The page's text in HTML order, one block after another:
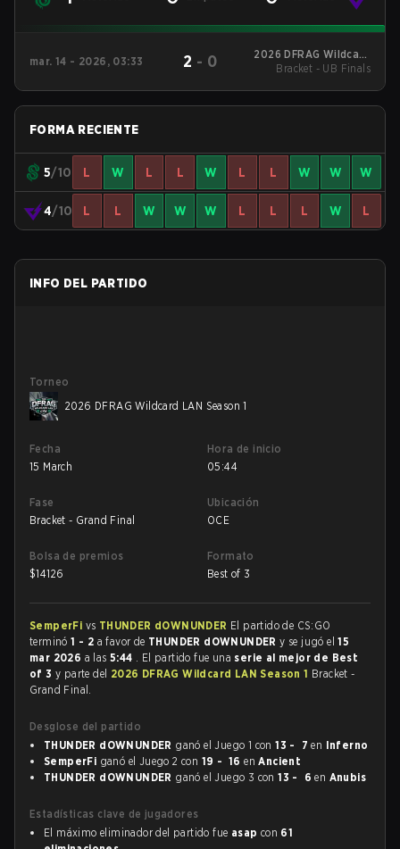
mar. 14 - 2026, 03:33 2 - 0
2026 DFRAG Wildcard
LAN Season 1
Bracket - UB Finals
FORMA RECIENTE
5/10 L W L L W L L W W W
4/10 L L W W W L L L W L
INFO DEL PARTIDO
Torneo
2026 DFRAG Wildcard LAN Season 1
Fecha
15 March
Hora de inicio
05:44
Fase
Bracket - Grand Final
Ubicación
OCE
Bolsa de premios
$14126
Formato
Best of 3
SemperFi vs THUNDER dOWNUNDER El partido de CS:GO
terminó1 - 2 a favor de THUNDER dOWNUNDERy se jugó el15
mar 2026 a las5:44 . El partido fue una serie al mejor de Best
of 3 y parte del 2026 DFRAG Wildcard LAN Season 1 Bracket -
Grand Final.
Desglose del partido
THUNDER dOWNUNDER ganó el Juego 1 con13 - 7 en Inferno
SemperFi ganó el Juego 2 con 19 - 16 enAncient
THUNDER dOWNUNDER ganó el Juego 3 con13 - 6 en Anubis
Estadísticas clave de jugadores
El máximo eliminador del partido fue asap con 61